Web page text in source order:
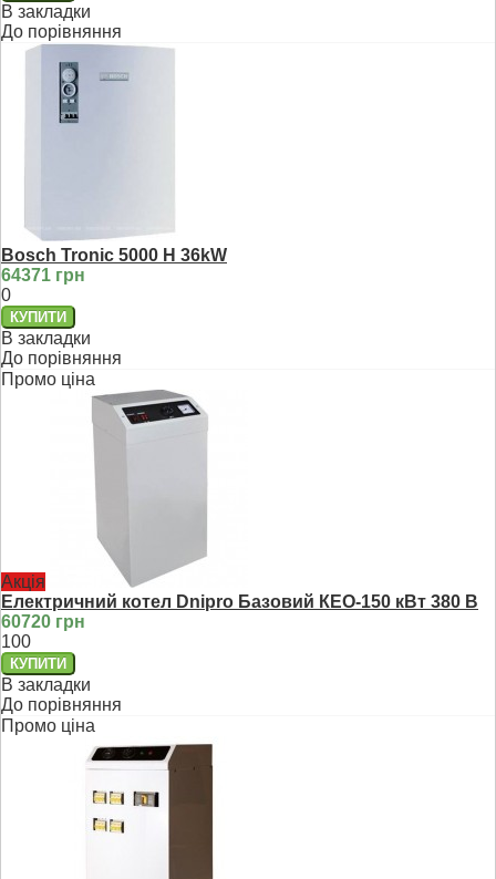
В закладки
До порівняння
Bosch Tronic 5000 H 36kW
64371 грн
0
В закладки
До порівняння
Промо ціна
Акція
Електричний котел Dnipro Базовий КЕО-150 кВт 380 В
60720 грн
100
В закладки
До порівняння
Промо ціна